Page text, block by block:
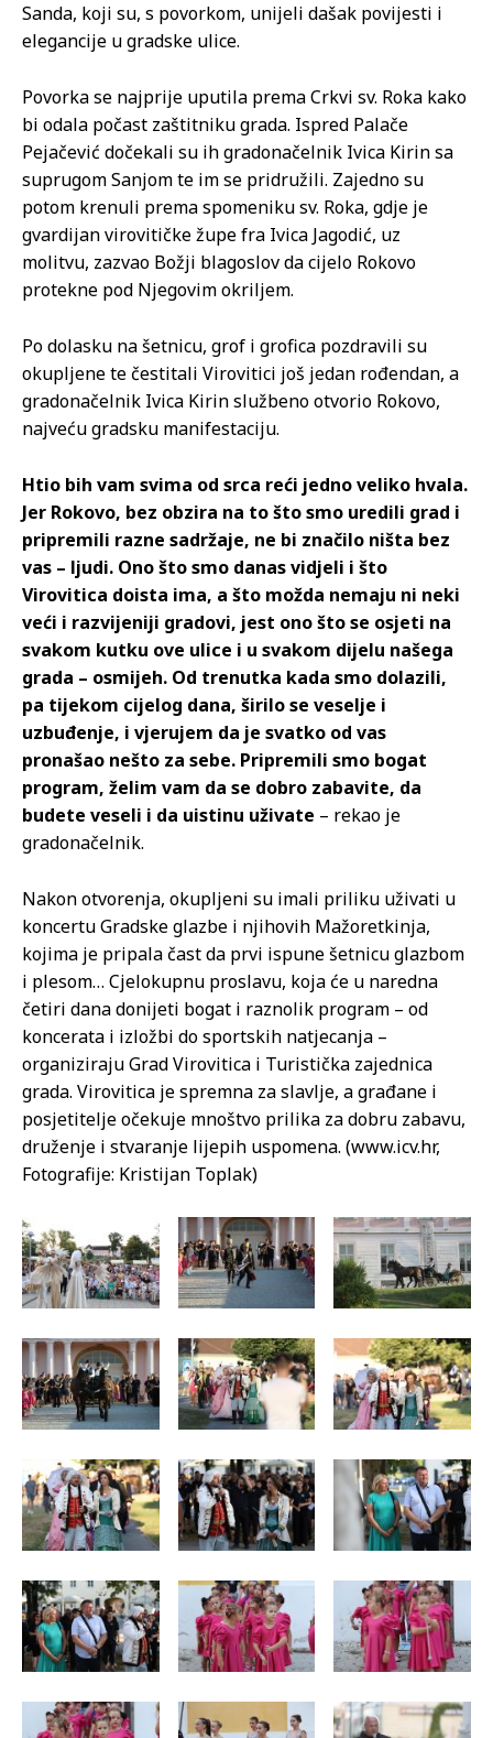
Sanda, koji su, s povorkom, unijeli dašak povijesti i
elegancije u gradske ulice.
Povorka se najprije uputila prema Crkvi sv. Roka kako
bi odala počast zaštitniku grada. Ispred Palače
Pejačević dočekali su ih gradonačelnik Ivica Kirin sa
suprugom Sanjom te im se pridružili. Zajedno su
potom krenuli prema spomeniku sv. Roka, gdje je
gvardijan virovitičke župe fra Ivica Jagodić, uz
molitvu, zazvao Božji blagoslov da cijelo Rokovo
protekne pod Njegovim okriljem.
Po dolasku na šetnicu, grof i grofica pozdravili su
okupljene te čestitali Virovitici još jedan rođendan, a
gradonačelnik Ivica Kirin službeno otvorio Rokovo,
najveću gradsku manifestaciju.
Htio bih vam svima od srca reći jedno veliko hvala.
Jer Rokovo, bez obzira na to što smo uredili grad i
pripremili razne sadržaje, ne bi značilo ništa bez
vas – ljudi. Ono što smo danas vidjeli i što
Virovitica doista ima, a što možda nemaju ni neki
veći i razvijeniji gradovi, jest ono što se osjeti na
svakom kutku ove ulice i u svakom dijelu našega
grada – osmijeh. Od trenutka kada smo dolazili,
pa tijekom cijelog dana, širilo se veselje i
uzbuđenje, i vjerujem da je svatko od vas
pronašao nešto za sebe. Pripremili smo bogat
program, želim vam da se dobro zabavite, da
budete veseli i da uistinu uživate – rekao je
gradonačelnik.
Nakon otvorenja, okupljeni su imali priliku uživati u
koncertu Gradske glazbe i njihovih Mažoretkinja,
kojima je pripala čast da prvi ispune šetnicu glazbom
i plesom… Cjelokupnu proslavu, koja će u naredna
četiri dana donijeti bogat i raznolik program – od
koncerata i izložbi do sportskih natjecanja –
organiziraju Grad Virovitica i Turistička zajednica
grada. Virovitica je spremna za slavlje, a građane i
posjetitelje očekuje mnoštvo prilika za dobru zabavu,
druženje i stvaranje lijepih uspomena. (www.icv.hr,
Fotografije: Kristijan Toplak)